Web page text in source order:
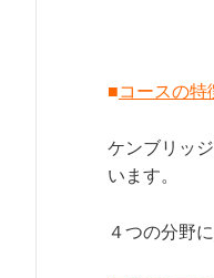
■コースの特
ケンブリッ
います。
４つの分野